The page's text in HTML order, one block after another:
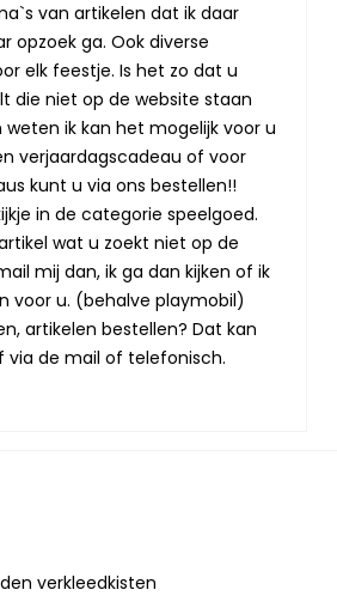
van artikelen dat ik daar
opzoek ga. Ook diverse
elk feestje. Is het zo dat u
die niet op de website staan
ik kan het mogelijk voor u
verjaardagscadeau of voor
kunt u via ons bestellen!!
in de categorie speelgoed.
wat u zoekt niet op de
mij dan, ik ga dan kijken of ik
voor u. (behalve playmobil)
artikelen bestellen? Dat kan
via de mail of telefonisch.
verkleedkisten